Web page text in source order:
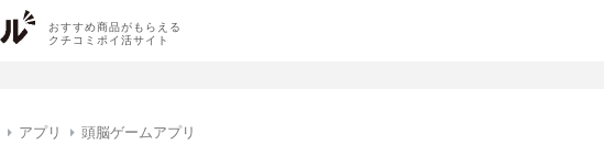
おすすめ商品がもらえる
クチコミポイ活サイト
アプリ 頭脳ゲームアプリ